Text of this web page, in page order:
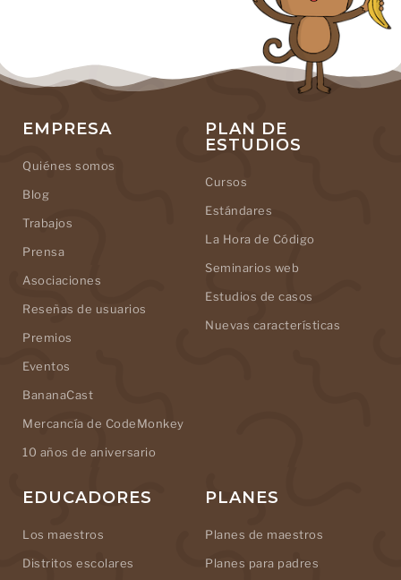
EMPRESA
Quiénes somos
Blog
Trabajos
Prensa
Asociaciones
Reseñas de usuarios
Premios
Eventos
BananaCast
Mercancía de CodeMonkey
10 años de aniversario
PLAN DE
ESTUDIOS
Cursos
Estándares
La Hora de Código
Seminarios web
Estudios de casos
Nuevas características
EDUCADORES
Los maestros
Distritos escolares
PLANES
Planes de maestros
Planes para padres